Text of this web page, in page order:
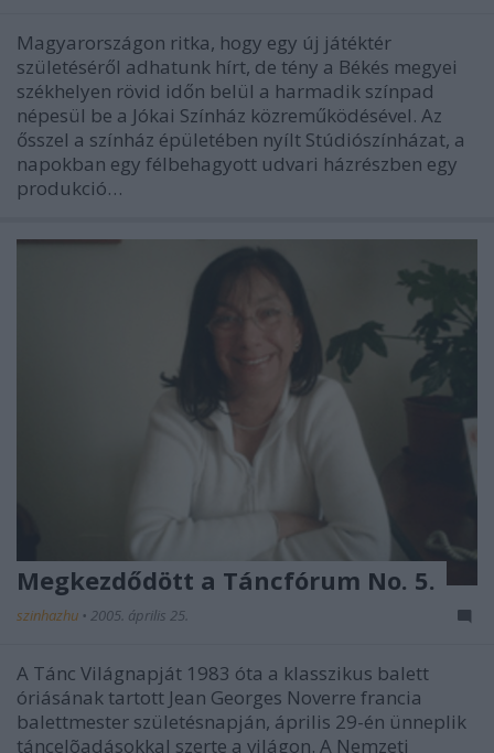
Magyarországon ritka, hogy egy új játéktér
születéséről adhatunk hírt, de tény a Békés megyei
székhelyen rövid időn belül a harmadik színpad
népesül be a Jókai Színház közreműködésével. Az
ősszel a színház épületében nyílt Stúdiószínházat, a
napokban egy félbehagyott udvari házrészben egy
produkció…
Megkezdődött a Táncfórum No. 5.
szinhazhu • 2005. április 25.
A Tánc Világnapját 1983 óta a klasszikus balett
óriásának tartott Jean Georges Noverre francia
balettmester születésnapján, április 29-én ünneplik
táncelõadásokkal szerte a világon. A Nemzeti